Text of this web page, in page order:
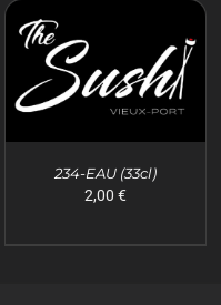
AJOUTER AU PANIER
234-EAU (33cl)
2,00 €